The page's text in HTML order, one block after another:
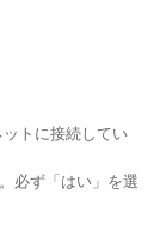
トに接続してい
必ず「はい」を選